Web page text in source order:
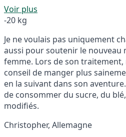
Voir plus
-20 kg
Je ne voulais pas uniquement
aussi pour soutenir le nouveau
femme. Lors de son
conseil de manger plus
en la suivant dans son
de consommer du sucre, du
modifiés.
Christopher, Allemagne